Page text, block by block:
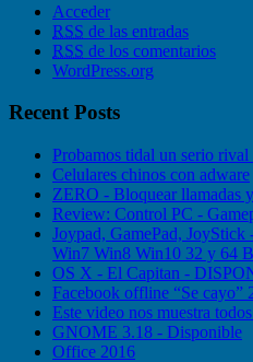
Acceder
RSS de las entradas
RSS de los comentarios
WordPress.org
Recent Posts
Probamos tidal un serio
Celulares chinos con adware
ZERO - Bloquear llamadas
Review: Control PC -
Joypad, GamePad,
Win7 Win8 Win10 32 y 64
OS X - El Capitan -
Facebook offline “Se cayo”
Este video nos muestra
GNOME 3.18 - Disponible
Office 2016